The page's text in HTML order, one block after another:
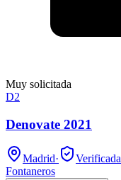
Muy solicitada
D2
Denovate 2021
Madrid·
Verificada
Fontaneros